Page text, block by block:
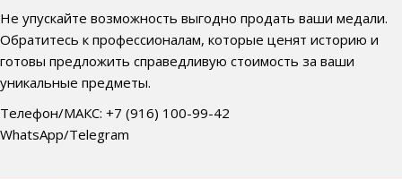
Не упускайте возможность выгодно продать ваши медали.
Обратитесь к профессионалам, которые ценят историю и
готовы предложить справедливую стоимость за ваши
уникальные предметы.
Телефон/МАКС: +7 (916) 100-99-42
WhatsApp/Telegram